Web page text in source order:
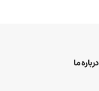
درباره ما